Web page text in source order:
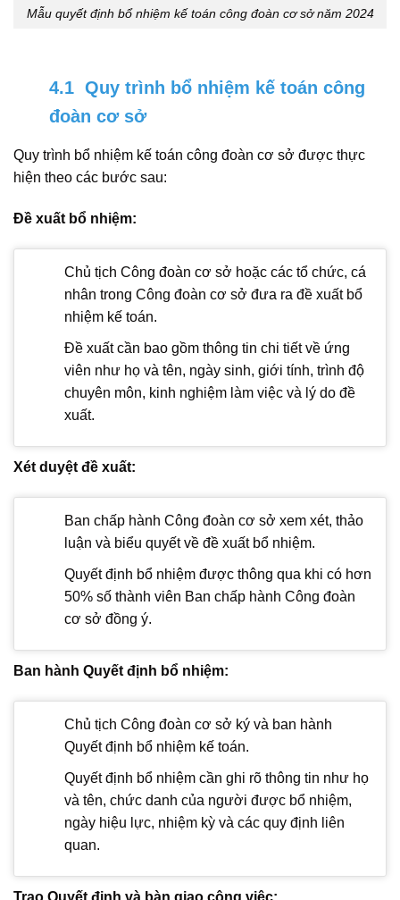
Mẫu quyết định bổ nhiệm kế toán công đoàn cơ sở năm 2024
4.1 Quy trình bổ nhiệm kế toán công
đoàn cơ sở
Quy trình bổ nhiệm kế toán công đoàn cơ sở được thực
hiện theo các bước sau:
Đề xuất bổ nhiệm:
Chủ tịch Công đoàn cơ sở hoặc các tổ chức, cá
nhân trong Công đoàn cơ sở đưa ra đề xuất bổ
nhiệm kế toán.
Đề xuất cần bao gồm thông tin chi tiết về ứng
viên như họ và tên, ngày sinh, giới tính, trình độ
chuyên môn, kinh nghiệm làm việc và lý do đề
xuất.
Xét duyệt đề xuất:
Ban chấp hành Công đoàn cơ sở xem xét, thảo
luận và biểu quyết về đề xuất bổ nhiệm.
Quyết định bổ nhiệm được thông qua khi có hơn
50% số thành viên Ban chấp hành Công đoàn
cơ sở đồng ý.
Ban hành Quyết định bổ nhiệm:
Chủ tịch Công đoàn cơ sở ký và ban hành
Quyết định bổ nhiệm kế toán.
Quyết định bổ nhiệm cần ghi rõ thông tin như họ
và tên, chức danh của người được bổ nhiệm,
ngày hiệu lực, nhiệm kỳ và các quy định liên
quan.